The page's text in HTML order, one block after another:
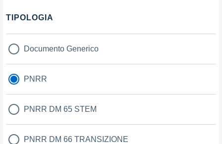
TIPOLOGIA
Documento Generico
PNRR
PNRR DM 65 STEM
PNRR DM 66 TRANSIZIONE